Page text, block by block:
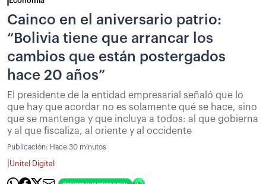
Cainco en el aniversario patrio:
“Bolivia tiene que arrancar los
cambios que están postergados
hace 20 años”
El presidente de la entidad empresarial señaló que lo
que hay que acordar no es solamente qué se hace, sino
que se mantenga y que incluya a todos: al que gobierna
y al que fiscaliza, al oriente y al occidente
Publicación: Hace 30 minutos
Unitel Digital